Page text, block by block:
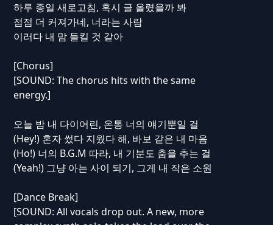
하루 종일 새로고침, 혹시 글 올렸을까 봐
점점 더 커져가네, 너라는 사람
이러다 내 맘 들킬 것 같아
[Chorus]
[SOUND: The chorus hits with the same
energy.]
오늘 밤 내 다이어린, 온통 너의 얘기뿐일 걸
(Hey!) 혼자 썼다 지웠다 해, 바보 같은 내 마음
(Ho!) 너의 B.G.M 따라, 내 기분도 춤을 추는 걸
(Yeah!) 그냥 아는 사이 되기, 그게 내 작은 소원
[Dance Break]
[SOUND: All vocals drop out. A new, more